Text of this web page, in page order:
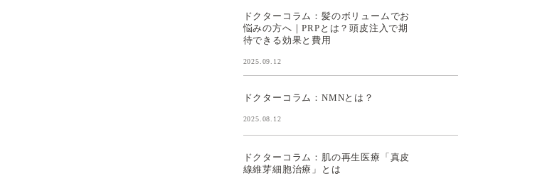
ドクターコラム：髪のボリュームでお
悩みの方へ｜PRPとは？頭皮注入で期
待できる効果と費用
2025.09.12
ドクターコラム：NMNとは？
2025.08.12
ドクターコラム：肌の再生医療「真皮
線維芽細胞治療」とは